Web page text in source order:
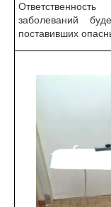
О
заболеваний
поставивших